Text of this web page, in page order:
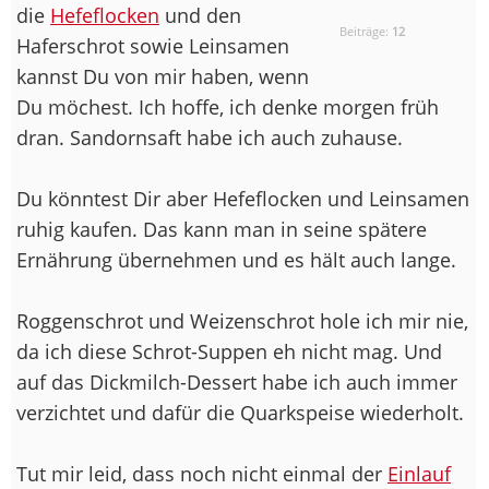
Beiträge: 12
die Hefeflocken und den
Haferschrot sowie Leinsamen
kannst Du von mir haben, wenn
Du möchest. Ich hoffe, ich denke morgen früh
dran. Sandornsaft habe ich auch zuhause.
Du könntest Dir aber Hefeflocken und Leinsamen
ruhig kaufen. Das kann man in seine spätere
Ernährung übernehmen und es hält auch lange.
Roggenschrot und Weizenschrot hole ich mir nie,
da ich diese Schrot-Suppen eh nicht mag. Und
auf das Dickmilch-Dessert habe ich auch immer
verzichtet und dafür die Quarkspeise wiederholt.
Tut mir leid, dass noch nicht einmal der Einlauf